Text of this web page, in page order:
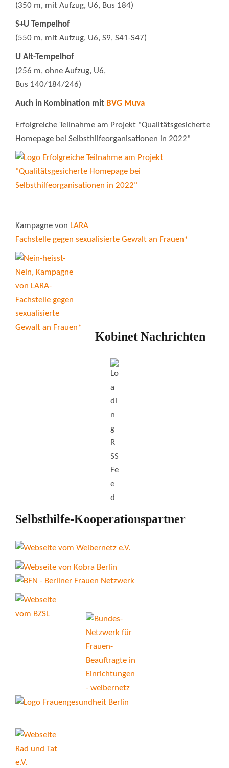
(350 m, mit Aufzug, U6, Bus 184)
S+U Tempelhof
(550 m, mit Aufzug, U6, S9, S41-S47)
U Alt-Tempelhof
(256 m, ohne Aufzug, U6,
Bus 140/184/246)
Auch in Kombination mit BVG Muva
Erfolgreiche Teilnahme am Projekt "Qualitätsgesicherte
Homepage bei Selbsthilfeorganisationen in 2022"
Kampagne von LARA
Fachstelle gegen sexualisierte Gewalt an Frauen*
Kobinet Nachrichten
Selbsthilfe-Kooperationspartner